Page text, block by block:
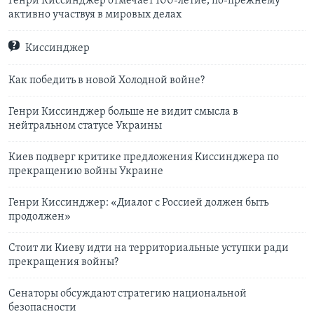
активно участвуя в мировых делах
Киссинджер
Как победить в новой Холодной войне?
Генри Киссинджер больше не видит смысла в
нейтральном статусе Украины
Киев подверг критике предложения Киссинджера по
прекращению войны Украине
Генри Киссинджер: «Диалог с Россией должен быть
продолжен»
Стоит ли Киеву идти на территориальные уступки ради
прекращения войны?
Сенаторы обсуждают стратегию национальной
безопасности